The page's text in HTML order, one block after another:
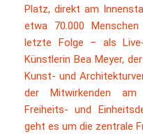
Platz, direkt am
etwa 70.000
letzte Folge – als
Künstlerin Bea Meyer,
Kunst- und
der Mitwirkenden
Freiheits- und
geht es um die zentrale